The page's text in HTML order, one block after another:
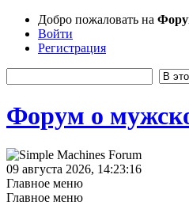
Добро пожаловать на
Войти
Регистрация
Форум о
09 августа 2026, 14:23:16
Главное меню
Главное меню